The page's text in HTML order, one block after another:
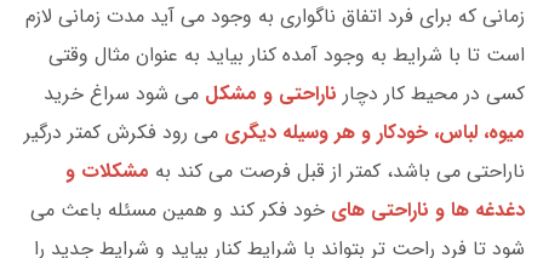
زمانی که برای فرد اتفاق ناگواری به وجود می آید مدت زمانی لازم
است تا با شرایط به وجود آمده کنار بیاید به عنوان مثال وقتی
کسی در محیط کار دچار ناراحتی و مشکل می شود سراغ خرید
میوه، لباس، خودکار و هر وسیله دیگری می رود فکرش کمتر درگیر
ناراحتی می باشد، کمتر از قبل فرصت می کند به مشکلات و
دغدغه ها و ناراحتی های خود فکر کند و همین مسئله باعث می
شود تا فرد راحت تر بتواند با شرایط کنار بیاید و شرایط جدید را